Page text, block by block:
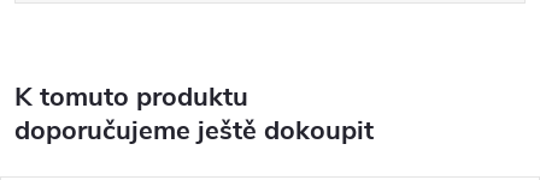
K tomuto produktu
doporučujeme ještě dokoupit